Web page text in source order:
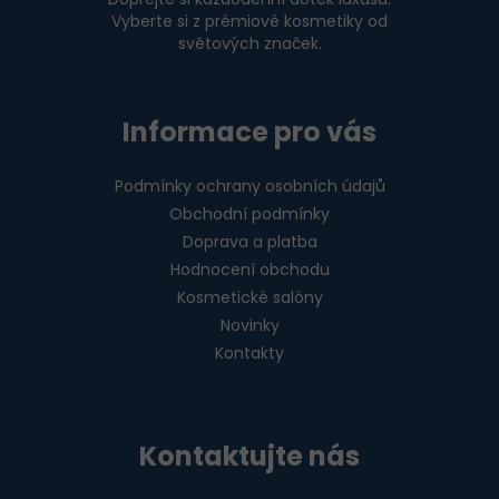
Vyberte si z prémiové kosmetiky od
světových značek.
Informace pro vás
Podmínky ochrany osobních údajů
Obchodní podmínky
Doprava a platba
Hodnocení obchodu
Kosmetické salóny
Novinky
Kontakty
Kontaktujte nás